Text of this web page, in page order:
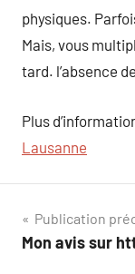
physiques.
Mais, vous
tard. l’absence
Plus
Lausanne
de
Publication
Mon avis sur